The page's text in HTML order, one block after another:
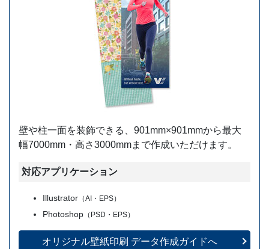
壁や柱一面を装飾できる、901mm×901mmから最大
幅7000mm・高さ3000mmまで作成いただけます。
対応アプリケーション
Illustrator （AI・EPS）
Photoshop （PSD・EPS）
オリジナル壁紙印刷 データ作成ガイドへ